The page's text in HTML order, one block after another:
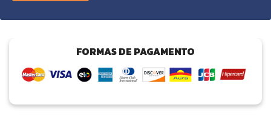
FORMAS DE PAGAMENTO